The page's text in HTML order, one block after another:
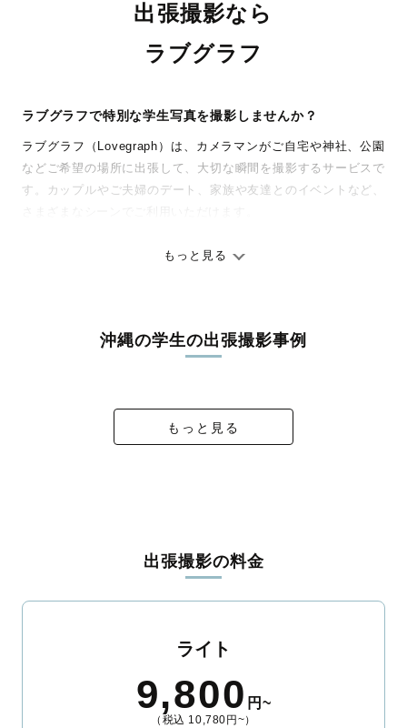
出張撮影なら
ラブグラフ
ラブグラフで特別な学生写真を撮影しませんか？
ラブグラフ（Lovegraph）は、カメラマンがご自宅や神社、公園
などご希望の場所に出張して、大切な瞬間を撮影するサービスで
す。カップルやご夫婦のデート、家族や友達とのイベントなど、
ありのままの空気感を大切に、何十年経っても見返したくなるよ
料金は全国どこでも一律。わかりやすく安心の価格設定です。オ
リジナルの研修と厳正な審査に合格し、撮影技術やホスピタリテ
出会えます。まずは、ラブグラフの撮影事例
もっと見る
沖縄の学生の出張撮影事例
もっと見る
出張撮影の料金
ライト
9,800 円~
（税込 10,780円~）